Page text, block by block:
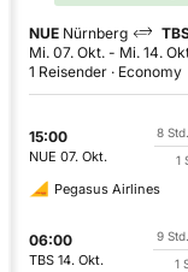
NUE Nürnberg
Mi. 07. Okt. - Mi. 14.
1 Reisender
Economy
15:00
NUE 07. Okt.
8
1
Pegasus Airlines
06:00
TBS 14. Okt.
9
1